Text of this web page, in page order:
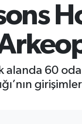
alanda 60